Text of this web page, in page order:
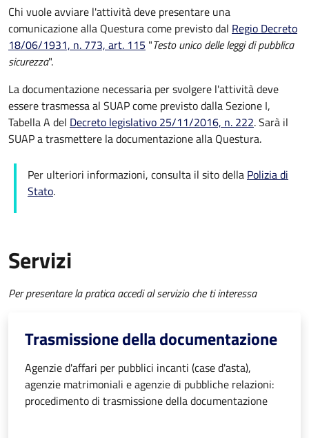
Chi vuole avviare l'attività deve presentare una
comunicazione alla Questura come previsto dal Regio Decreto
18/06/1931, n. 773, art. 115 "Testo unico delle leggi di pubblica
sicurezza".
La documentazione necessaria per svolgere l'attività deve
essere trasmessa al SUAP come previsto dalla Sezione I,
Tabella A del Decreto legislativo 25/11/2016, n. 222. Sarà il
SUAP a trasmettere la documentazione alla Questura.
Per ulteriori informazioni, consulta il sito della Polizia di
Stato.
Servizi
Per presentare la pratica accedi al servizio che ti interessa
Trasmissione della documentazione
Agenzie d'affari per pubblici incanti (case d'asta),
agenzie matrimoniali e agenzie di pubbliche relazioni:
procedimento di trasmissione della documentazione